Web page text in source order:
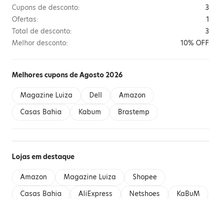
Cupons de desconto:
3
Ofertas:
1
Total de desconto:
3
Melhor desconto:
10% OFF
Melhores cupons de Agosto 2026
Magazine Luiza Dell
Amazon
Casas Bahia
Kabum Brastemp
Lojas em destaque
Amazon Magazine Luiza
Shopee
Casas Bahia
AliExpress Netshoes
KaBuM